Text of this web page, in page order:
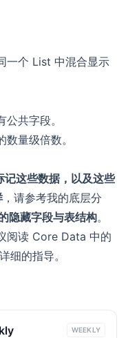
一个 List 中混合显示
共字段。
量级倍数。
记这些数据，以及这些
，请参考我的底层分
隐藏字段与表结构。
阅读 Core Data 中的
细的指导。
WEEKLY